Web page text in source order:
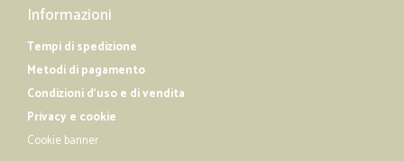
Informazioni
Tempi di spedizione
Metodi di pagamento
Condizioni d'uso e di vendita
Privacy e cookie
Cookie banner